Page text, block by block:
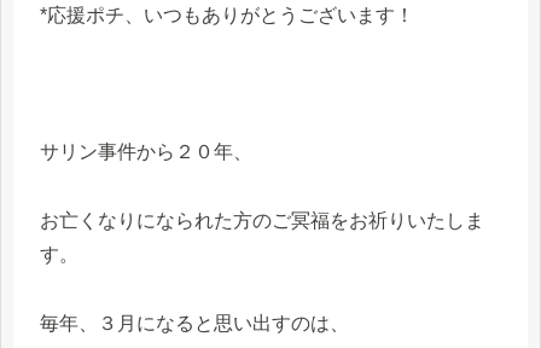
*応援ポチ、いつもありがとうございます！
サリン事件から２０年、
お亡くなりになられた方のご冥福をお祈りいたしま
す。
毎年、３月になると思い出すのは、